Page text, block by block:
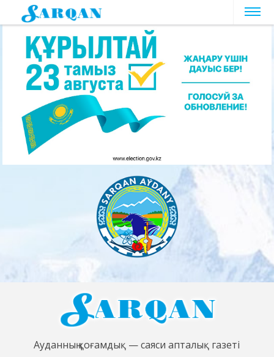
Ауданның қоғамдық — саяси апталық газеті